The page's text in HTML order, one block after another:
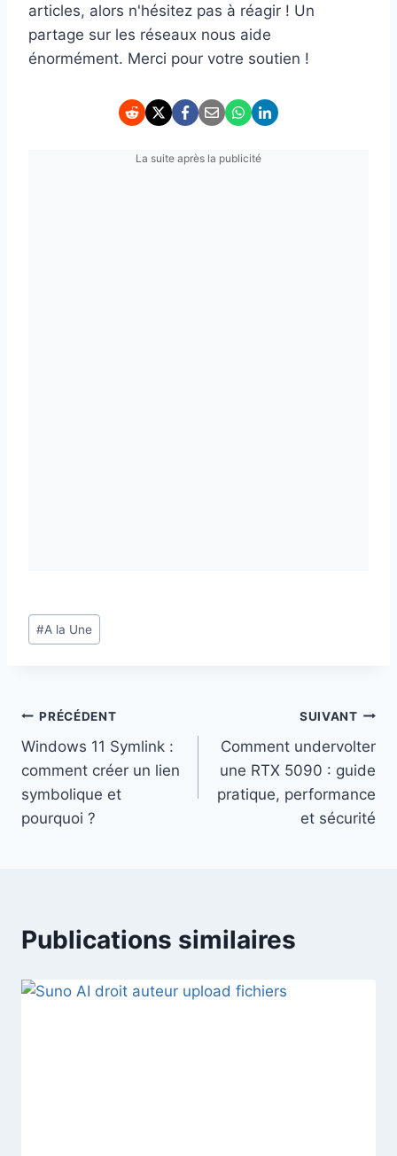
articles, alors n'hésitez pas à réagir ! Un
partage sur les réseaux nous aide
énormément. Merci pour votre soutien !
La suite après la publicité
Étiquettes
de
#A la Une
Navigation
de
l’article
PRÉCÉDENT
Windows 11 Symlink :
comment créer un lien
symbolique et
pourquoi ?
SUIVANT
Comment undervolter
une RTX 5090 : guide
pratique, performance
et sécurité
Publications similaires